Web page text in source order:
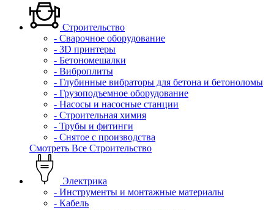
Строительство
- Сварочное оборудование
- 3D принтеры
- Бетономешалки
- Виброплиты
- Глубинные вибраторы для бетона и бетоноломы
- Грузоподъемное оборудование
- Насосы и насосные станции
- Строительная химия
- Трубы и фитинги
- Снятое с производства
Смотреть Все Строительство
Электрика
- Инструменты и монтажные материалы
- Кабель